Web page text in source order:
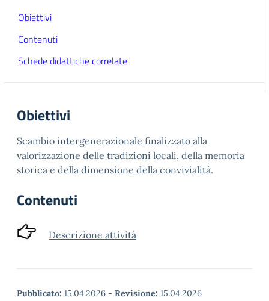
Obiettivi
Contenuti
Schede didattiche correlate
Obiettivi
Scambio intergenerazionale finalizzato alla
valorizzazione delle tradizioni locali, della memoria
storica e della dimensione della convivialità.
Contenuti
Descrizione attività
Pubblicato: 15.04.2026 - Revisione: 15.04.2026